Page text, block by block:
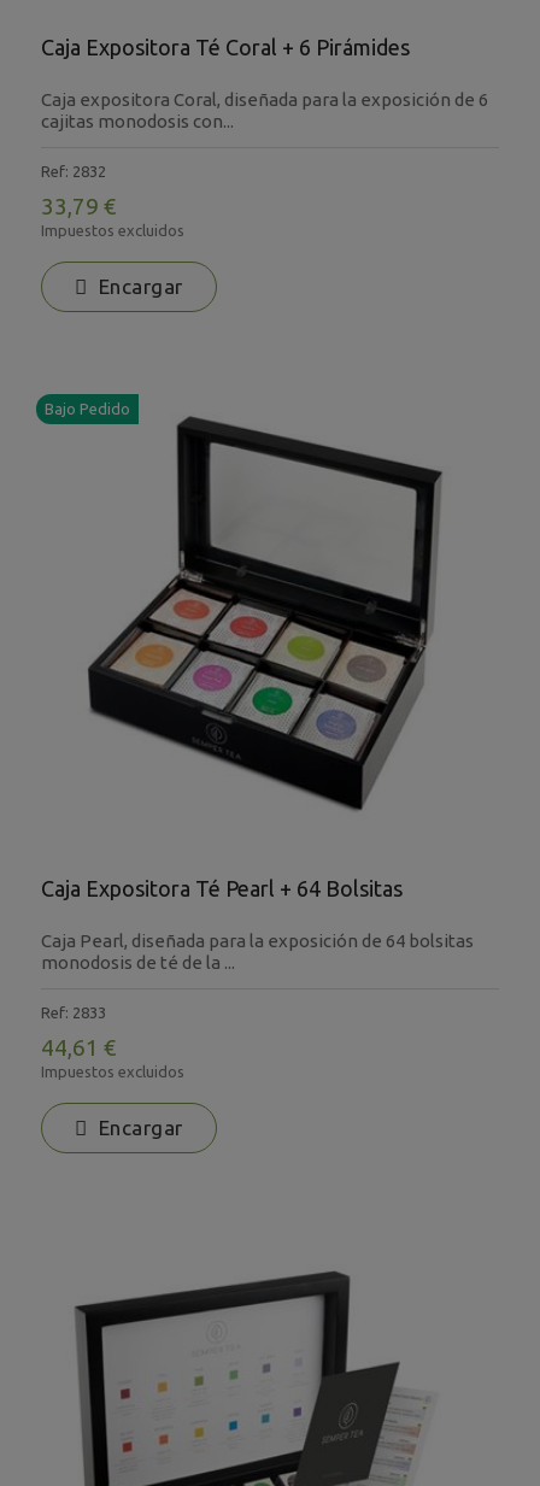
Caja Expositora Té Coral + 6 Pirámides
Caja expositora Coral, diseñada para la exposición de 6
cajitas monodosis con...
Ref: 2832
33,79 €
Impuestos excluidos
Encargar
Caja Expositora Té Pearl + 64 Bolsitas
Caja Pearl, diseñada para la exposición de 64 bolsitas
monodosis de té de la ...
Ref: 2833
44,61 €
Impuestos excluidos
Encargar
Bajo Pedido